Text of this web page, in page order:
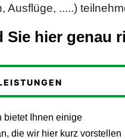
Ausflüge, .....)
Sie hier genau
bietet Ihnen einige
die wir hier kurz vorstellen